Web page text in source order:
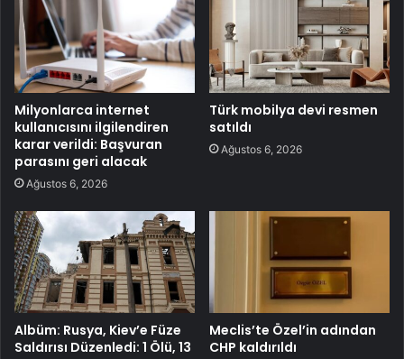
Milyonlarca internet
kullanıcısını ilgilendiren
karar verildi: Başvuran
parasını geri alacak
Ağustos 6, 2026
Türk mobilya devi resmen
satıldı
Ağustos 6, 2026
Albüm: Rusya, Kiev’e Füze
Saldırısı Düzenledi: 1 Ölü, 13
Meclis’te Özel’in adından
CHP kaldırıldı